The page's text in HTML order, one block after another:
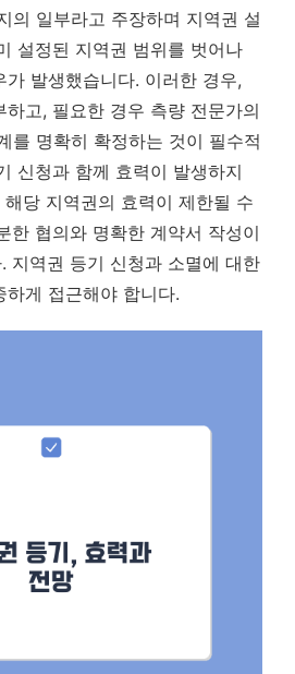
의 일부라고 주장하며 지역권 설
설정된 지역권 범위를 벗어나
가 발생했습니다. 이러한 경우,
하고, 필요한 경우 측량 전문가의
를 명확히 확정하는 것이 필수적
신청과 함께 효력이 발생하지
당 지역권의 효력이 제한될 수
한 협의와 명확한 계약서 작성이
지역권 등기 신청과 소멸에 대한
게 접근해야 합니다.